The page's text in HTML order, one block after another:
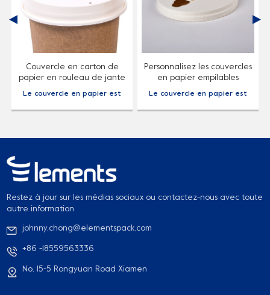
Couvercle en carton de
papier en rouleau de jante
et froide
Le couvercle en papier est
ou avec une paille.
Personnalisez les couvercles
en papier empilables
écologiques
Le couvercle en papier est
ou avec une paille.
Restez à jour sur les médias sociaux ou contactez-nous avec toute
autre information
johnny.chong@elementspack.com
+86 -18559563336
No. 15-5 Rongyuan Road Xiamen